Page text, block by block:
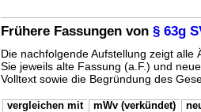
Frühere Fassungen von § 63g
Die nachfolgende Aufstellung zeigt
Sie jeweils alte Fassung (a.F.) und
Volltext sowie die Begründung des
vergleichen mit mWv (verkündet)